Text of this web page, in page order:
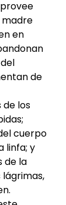
en
de
de los
cuerpo
linfa; y
de la
lágrimas,